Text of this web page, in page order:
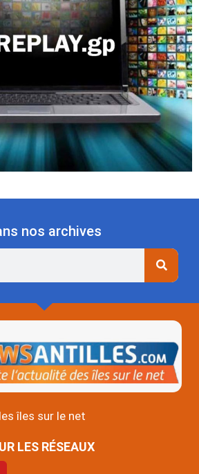
nos archives
îles sur le net
LES RÉSEAUX